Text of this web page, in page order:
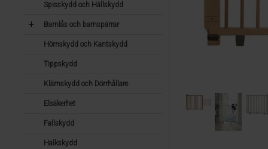
Spisskydd och Hällskydd
Barnlås och barnspärrar
Hörnskydd och Kantskydd
Tippskydd
Klämskydd och Dörrhållare
Elsäkerhet
Fallskydd
Halkskydd